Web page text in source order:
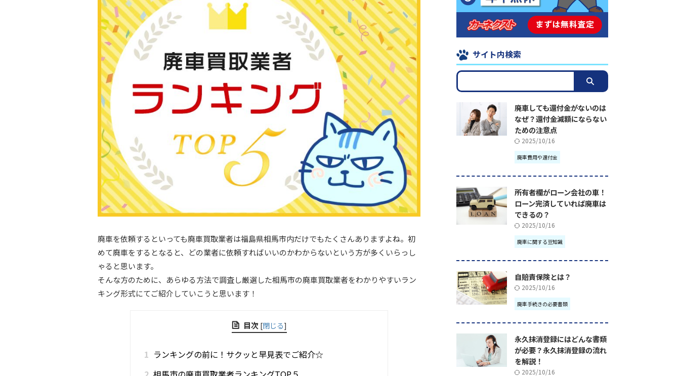
廃車を依頼するといっても廃車買取業者は福島県相馬市内だけでもたくさんありますよね。初
めて廃車をするとなると、どの業者に依頼すればいいのかわからないという方が多くいらっし
ゃると思います。
そんな方のために、あらゆる方法で調査し厳選した相馬市の廃車買取業者をわかりやすいラン
キング形式にてご紹介していこうと思います！
目次 [閉じる]
1 ランキングの前に！サクッと早見表でご紹介☆
サイト内検索
廃車しても還付金がないのは
なぜ？還付金減額にならない
ための注意点
2025/10/16
廃車費用や還付金
所有者欄がローン会社の車！
ローン完済していれば廃車は
できるの？
2025/10/16
廃車に関する豆知識
自賠責保険とは？
2025/10/16
廃車手続きの必要書類
永久抹消登録にはどんな書類
が必要？永久抹消登録の流れ
を解説！
2025/10/16